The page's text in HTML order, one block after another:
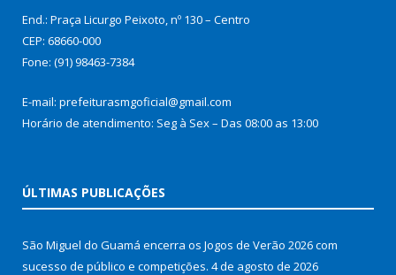
End.: Praça Licurgo Peixoto, nº 130 – Centro
CEP: 68660-000
Fone: (91) 98463-7384
E-mail: prefeiturasmgoficial@gmail.com
Horário de atendimento: Seg à Sex – Das 08:00 as 13:00
ÚLTIMAS PUBLICAÇÕES
São Miguel do Guamá encerra os Jogos de Verão 2026 com
sucesso de público e competições. 4 de agosto de 2026